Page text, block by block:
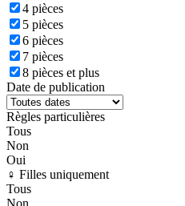
4 pièces
5 pièces
6 pièces
7 pièces
8 pièces et plus
Date de publication
Règles particulières
Tous
Non
Oui
♀️ Filles uniquement
Tous
Non